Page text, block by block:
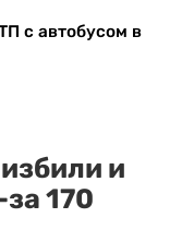
с автобусом в
и
170